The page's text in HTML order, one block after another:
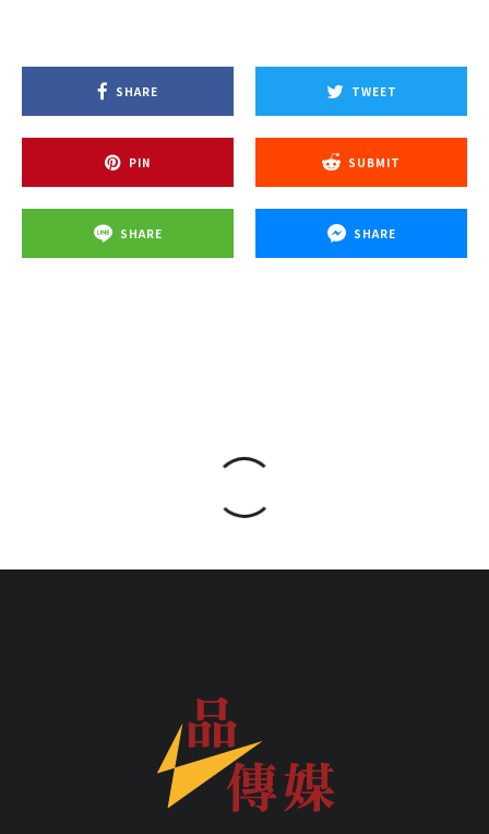
SHARE TWEET
PIN SUBMIT
SHARE SHARE